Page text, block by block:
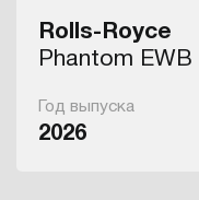
Rolls-Royce
Phantom EWB
Год выпуска
2026